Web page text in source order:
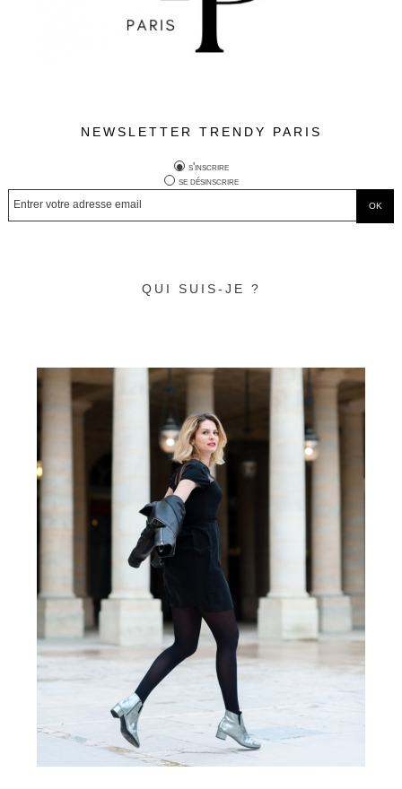
NEWSLETTER TRENDY PARIS
s'inscrire
se désinscrire
QUI SUIS-JE ?